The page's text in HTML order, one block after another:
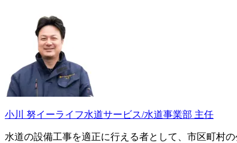
小川 努イーライフ水道サービス/水道事業部 主任
水道の設備工事を適正に行える者として、市区町村